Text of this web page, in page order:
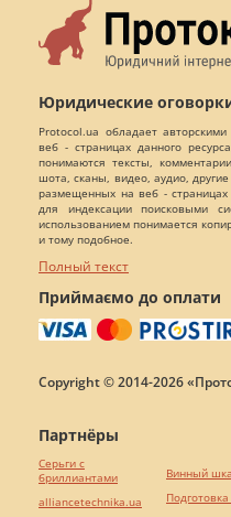
Юридические
Protocol.ua обладает
веб - страницах данного
понимаются тексты,
шота, сканы, видео, аудио,
размещенных на веб - страницах
для индексации поисковыми
использованием понимается
и тому подобное.
Полный текст
Приймаємо до оплати
Copyright © 2014-2026
Партнёры
Серьги с
бриллиантами
alliancetechnika.ua
Винный